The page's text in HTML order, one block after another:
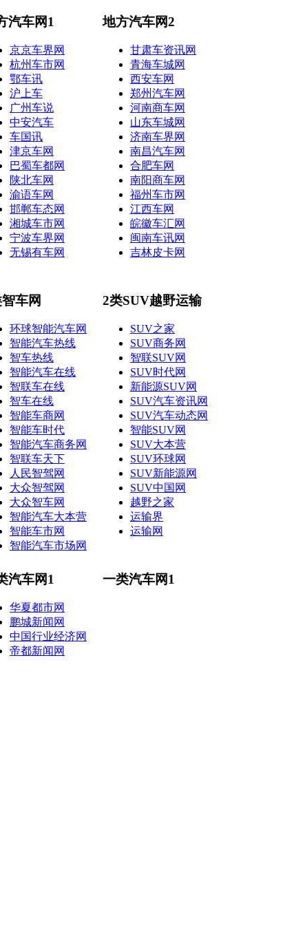
汽车网1
京京车界网
杭州车市网
鄂车讯
沪上车
广州车说
中安汽车
车国讯
津京车网
巴蜀车都网
陕北车网
渝语车网
邯郸车态网
湘城车市网
宁波车界网
无锡有车网
地方汽车网2
甘肃车资讯网
青海车城网
西安车网
郑州汽车网
河南商车网
山东车城网
济南车界网
南昌汽车网
合肥车网
南阳商车网
福州车市网
江西车网
皖徽车汇网
闽南车讯网
吉林皮卡网
车网
环球智能汽车网
智能汽车热线
智车热线
智能汽车在线
智联车在线
智车在线
智能车商网
智能车时代
智能汽车商务网
智联车天下
人民智驾网
大众智驾网
大众智车网
智能汽车大本营
智能车市网
智能汽车市场网
2类SUV越野运输
SUV之家
SUV商务网
智联SUV网
SUV时代网
新能源SUV网
SUV汽车资讯网
SUV汽车动态网
智能SUV网
SUV大本营
SUV环球网
SUV新能源网
SUV中国网
越野之家
运输界
运输网
汽车网1
华夏都市网
鹏城新闻网
中国行业经济网
帝都新闻网
一类汽车网1